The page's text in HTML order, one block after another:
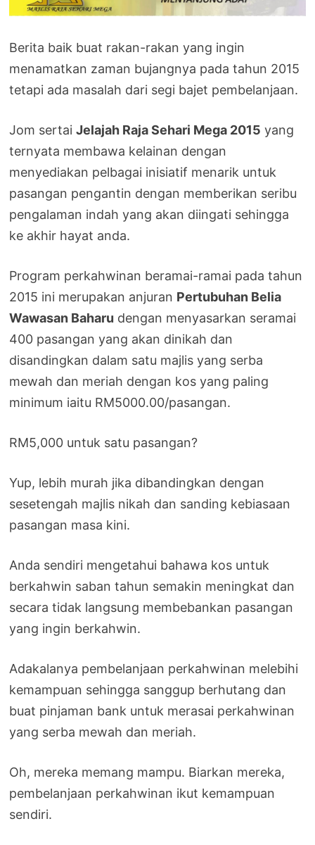
Berita baik buat rakan-rakan yang ingin
menamatkan zaman bujangnya pada tahun 2015
tetapi ada masalah dari segi bajet pembelanjaan.
Jom sertaiJelajah Raja Sehari Mega 2015 yang
ternyata membawa kelainan dengan
menyediakan pelbagai inisiatif menarik untuk
pasangan pengantin dengan memberikan seribu
pengalaman indah yang akan diingati sehingga
ke akhir hayat anda.
Program perkahwinan beramai-ramai pada tahun
2015 ini merupakan anjuran Pertubuhan Belia
Wawasan Baharu dengan menyasarkan seramai
400 pasangan yang akan dinikah dan
disandingkan dalam satu majlis yang serba
mewah dan meriah dengan kos yang paling
minimum iaitu RM5000.00/pasangan.
RM5,000 untuk satu pasangan?
Yup, lebih murah jika dibandingkan dengan
sesetengah majlis nikah dan sanding kebiasaan
pasangan masa kini.
Anda sendiri mengetahui bahawa kos untuk
berkahwin saban tahun semakin meningkat dan
secara tidak langsung membebankan pasangan
yang ingin berkahwin.
Adakalanya pembelanjaan perkahwinan melebihi
kemampuan sehingga sanggup berhutang dan
buat pinjaman bank untuk merasai perkahwinan
yang serba mewah dan meriah.
Oh, mereka memang mampu. Biarkan mereka,
pembelanjaan perkahwinan ikut kemampuan
sendiri.